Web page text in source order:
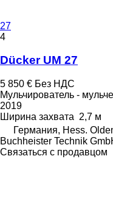
27
4
Dücker UM 27
5 850 € Без НДС
Мульчирователь -
2019
Ширина захвата 2,7 м
Германия, Hess.
Buchheister Technik
Связаться с продавцом